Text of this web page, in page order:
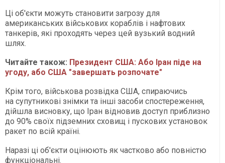
Ці об'єкти можуть становити загрозу для
американських військових кораблів і нафтових
танкерів, які проходять через цей вузький водний
шлях.
Читайте також: Президент США: Або Іран піде на
угоду, або США "завершать розпочате"
Крім того, військова розвідка США, спираючись
на супутникові знімки та інші засоби спостереження,
дійшла висновку, що Іран відновив доступ приблизно
до 90% своїх підземних сховищ і пускових установок
ракет по всій країні.
Наразі ці об'єкти оцінюють як частково або повністю
функціональні.